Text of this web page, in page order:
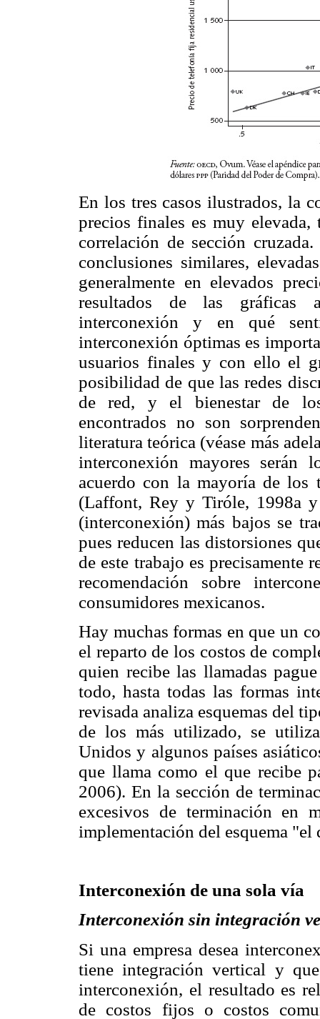
En los tres casos ilustrados, la
precios finales es muy
correlación de sección
conclusiones similares,
generalmente en elevados
resultados de las gráficas
interconexión y en qué
interconexión óptimas es
usuarios finales y con ello el
posibilidad de que las redes
de red, y el bienestar de
encontrados no son
literatura teórica (véase más
interconexión mayores
acuerdo con la mayoría de los
(Laffont, Rey y Tiróle, 1998a
(interconexión) más bajos se
pues reducen las distorsiones
de este trabajo es precisamente
recomendación sobre
consumidores mexicanos.
Hay muchas formas en que un
el reparto de los costos de
quien recibe las llamadas
todo, hasta todas las formas
revisada analiza esquemas del
de los más utilizado, se
Unidos y algunos países
que llama como el que recibe
2006). En la sección de
excesivos de terminación en
implementación del esquema "el
Interconexión de una sola vía
Interconexión sin integración
Si una empresa desea
tiene integración vertical y
interconexión, el resultado es
de costos fijos o costos